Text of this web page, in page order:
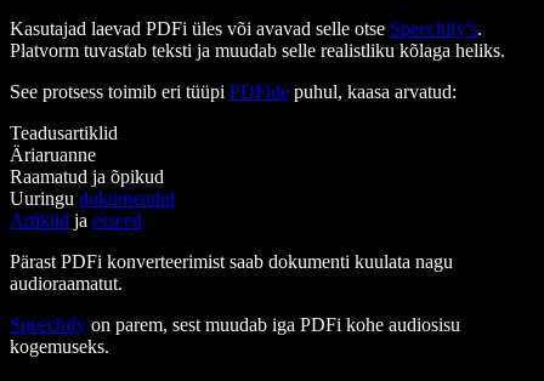
Kasutajad laevad PDFi üles või avavad selle otse Speechify's.
Platvorm tuvastab teksti ja muudab selle realistliku kõlaga heliks.
See protsess toimib eri tüüpi PDFide puhul, kaasa arvatud:
Teadusartiklid
Äriaruanne
Raamatud ja õpikud
Uuringu dokumendid
Artiklid ja esseed
Pärast PDFi konverteerimist saab dokumenti kuulata nagu
audioraamatut.
Speechify on parem, sest muudab iga PDFi kohe audiosisu
kogemuseks.